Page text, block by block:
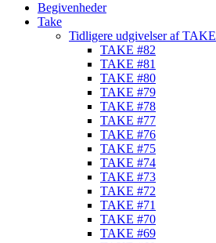
Begivenheder
Take
Tidligere udgivelser af TAKE
TAKE #82
TAKE #81
TAKE #80
TAKE #79
TAKE #78
TAKE #77
TAKE #76
TAKE #75
TAKE #74
TAKE #73
TAKE #72
TAKE #71
TAKE #70
TAKE #69